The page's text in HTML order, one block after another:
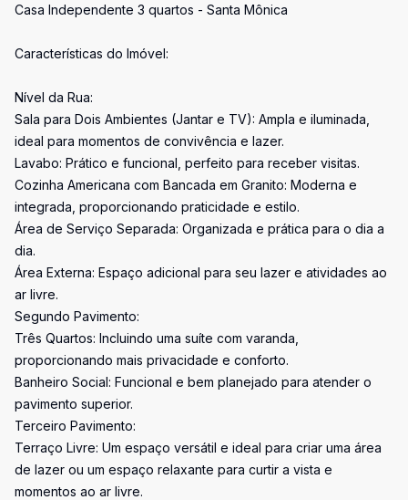
Casa Independente 3 quartos - Santa Mônica
Características do Imóvel:
Nível da Rua:
Sala para Dois Ambientes (Jantar e TV): Ampla e iluminada,
ideal para momentos de convivência e lazer.
Lavabo: Prático e funcional, perfeito para receber visitas.
Cozinha Americana com Bancada em Granito: Moderna e
integrada, proporcionando praticidade e estilo.
Área de Serviço Separada: Organizada e prática para o dia a
dia.
Área Externa: Espaço adicional para seu lazer e atividades ao
ar livre.
Segundo Pavimento:
Três Quartos: Incluindo uma suíte com varanda,
proporcionando mais privacidade e conforto.
Banheiro Social: Funcional e bem planejado para atender o
pavimento superior.
Terceiro Pavimento:
Terraço Livre: Um espaço versátil e ideal para criar uma área
de lazer ou um espaço relaxante para curtir a vista e
momentos ao ar livre.